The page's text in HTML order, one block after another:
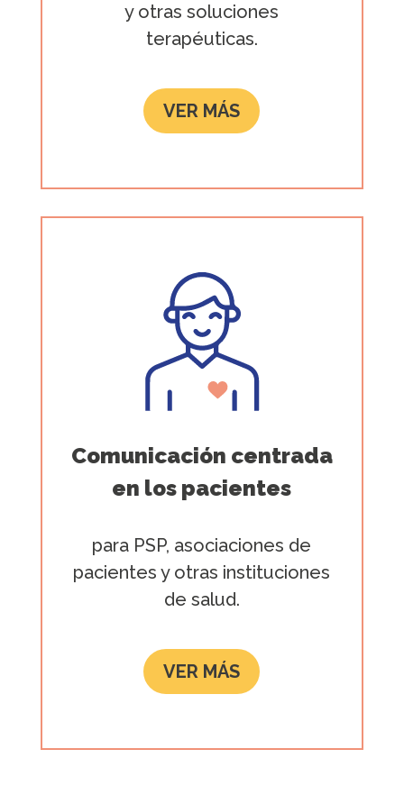
y otras soluciones
terapéuticas.
VER MÁS
Comunicación centrada
en los pacientes
para PSP, asociaciones de
pacientes y otras instituciones
de salud.
VER MÁS